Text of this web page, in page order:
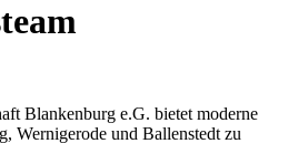
Blankenburg e.G. bietet moderne
Wernigerode und Ballenstedt zu